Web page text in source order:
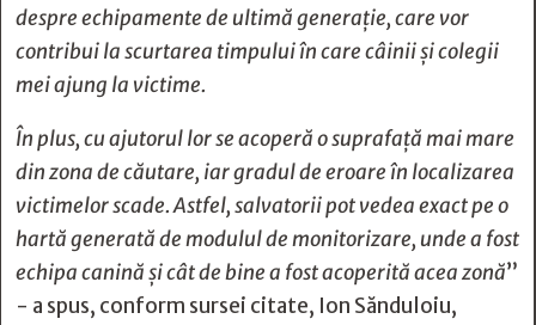
despre echipamente de ultimă generație, care vor
contribui la scurtarea timpului în care câinii și colegii
mei ajung la victime.
În plus, cu ajutorul lor se acoperă o suprafață mai mare
din zona de căutare, iar gradul de eroare în localizarea
victimelor scade. Astfel, salvatorii pot vedea exact pe o
hartă generată de modulul de monitorizare, unde a fost
echipa canină și cât de bine a fost acoperită acea zonă”
- a spus, conform sursei citate, Ion Sănduloiu,